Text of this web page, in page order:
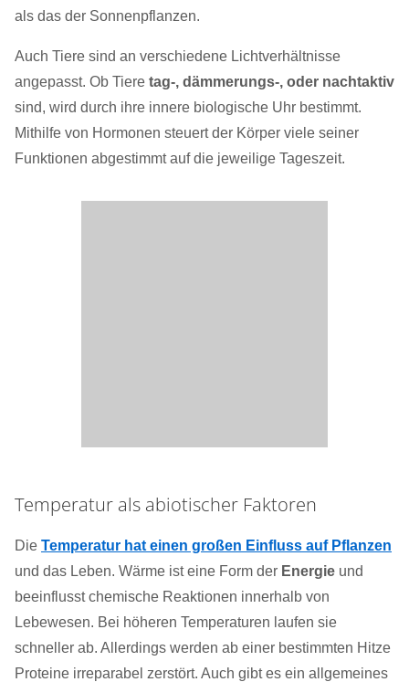
als das der Sonnenpflanzen.
Auch Tiere sind an verschiedene Lichtverhältnisse
angepasst. Ob Tiere tag-, dämmerungs-, oder nachtaktiv
sind, wird durch ihre innere biologische Uhr bestimmt.
Mithilfe von Hormonen steuert der Körper viele seiner
Funktionen abgestimmt auf die jeweilige Tageszeit.
Temperatur als abiotischer Faktoren
Die Temperatur hat einen großen Einfluss auf Pflanzen
und das Leben. Wärme ist eine Form der Energie und
beeinflusst chemische Reaktionen innerhalb von
Lebewesen. Bei höheren Temperaturen laufen sie
schneller ab. Allerdings werden ab einer bestimmten Hitze
Proteine irreparabel zerstört. Auch gibt es ein allgemeines